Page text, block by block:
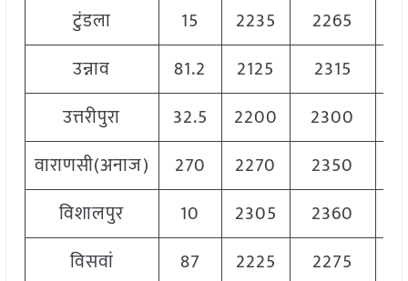
टुंडला
15 2235 2265
उन्नाव
81.2 2125 2315
उत्तरीपुरा
32.5 2200 2300
वाराणसी(अनाज)
270 2270 2350
विशालपुर
10 2305 2360
विसवां
87 2225 2275